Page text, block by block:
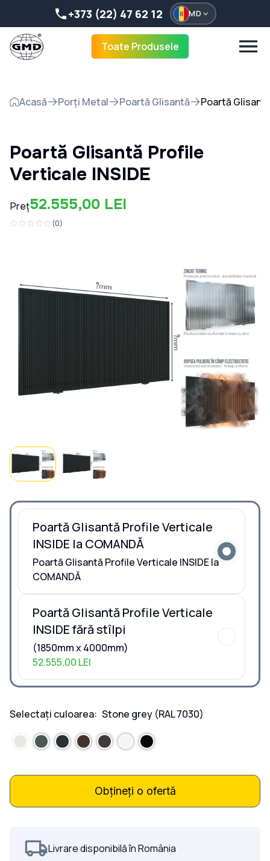
+373 (22) 47 62 12 MD
Toate Produsele
Acasă Porți Metal Poartă Glisantă Poartă
Poartă Glisantă Profile
Verticale INSIDE
Preț52.555,00 LEI
(0)
Poartă Glisantă Profile Verticale
INSIDE la COMANDĂ
Poartă Glisantă Profile Verticale INSIDE la
COMANDĂ
Poartă Glisantă Profile Verticale
INSIDE fără stîlpi
(1850mm x 4000mm)
52.555,00 LEI
Selectați culoarea: Stone grey (RAL 7030)
Obțineți o ofertă
Livrare disponibilă în România